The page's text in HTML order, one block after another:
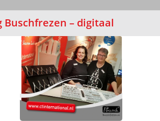
– digitaal